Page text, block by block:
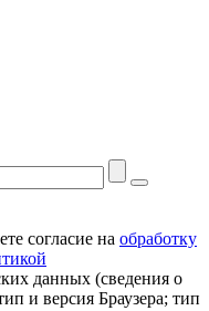
согласие на обработку
данных (сведения о
и версия Браузера; тип